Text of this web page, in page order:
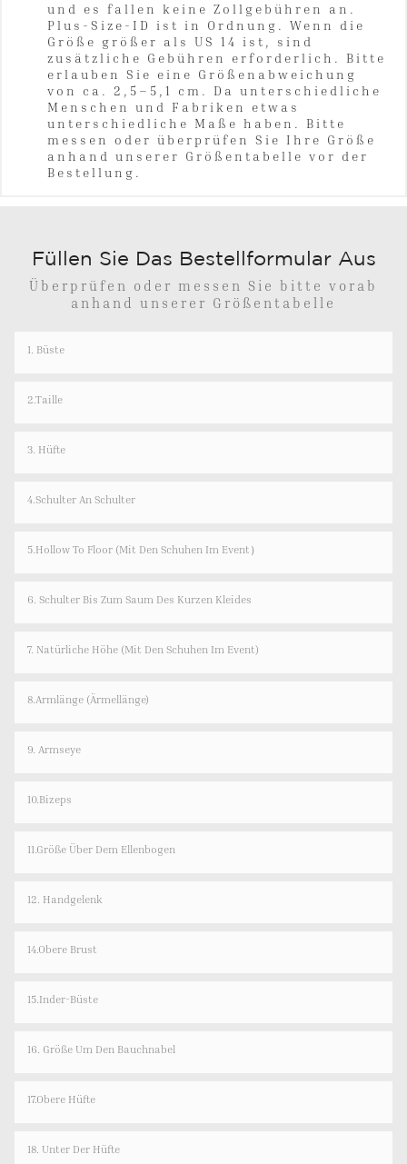
und es fallen keine Zollgebühren an.
Plus-Size-ID ist in Ordnung. Wenn die
Größe größer als US 14 ist, sind
zusätzliche Gebühren erforderlich. Bitte
erlauben Sie eine Größenabweichung
von ca. 2,5–5,1 cm. Da unterschiedliche
Menschen und Fabriken etwas
unterschiedliche Maße haben. Bitte
messen oder überprüfen Sie Ihre Größe
anhand unserer Größentabelle vor der
Bestellung.
Füllen Sie Das Bestellformular Aus
Überprüfen oder messen Sie bitte vorab
anhand unserer Größentabelle
1. Büste
2.Taille
3. Hüfte
4.Schulter An Schulter
5.Hollow To Floor (Mit Den Schuhen Im Event）
6. Schulter Bis Zum Saum Des Kurzen Kleides
7. Natürliche Höhe (mit Den Schuhen Im Event)
8.Armlänge (Ärmellänge)
9. Armseye
10.Bizeps
11.Größe Über Dem Ellenbogen
12. Handgelenk
14.Obere Brust
15.Inder-Büste
16. Größe Um Den Bauchnabel
17.Obere Hüfte
18. Unter Der Hüfte